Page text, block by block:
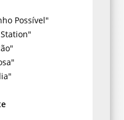
Possível"